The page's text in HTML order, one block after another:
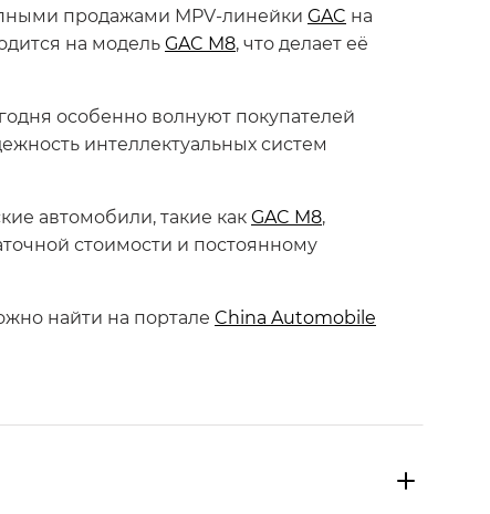
продажами MPV-линейки GAC на
на модельGAC M8, что делает её
особенно волнуют покупателей
интеллектуальных систем
автомобили, такие какGAC M8,
стоимости и постоянному
найти на портале China Automobile